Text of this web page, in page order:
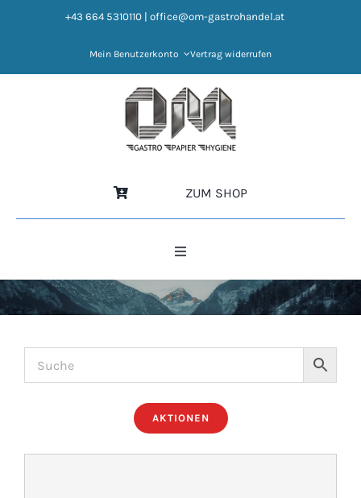
+43 664 5310110 office@om-gastrohandel.at
Mein Benutzerkonto Vertrag widerrufen
ZUM SHOP
Toggle
HOME
NEWS
IMBISSANHÄNGER
AKTIONEN